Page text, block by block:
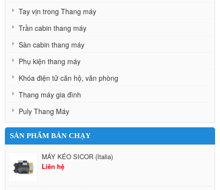
Tay vịn trong Thang máy
Trần cabin thang máy
Sàn cabin thang máy
Phụ kiện thang máy
Khóa điện tử căn hộ, văn phòng
Thang máy gia đình
Puly Thang Máy
SẢN PHẨM BÁN CHẠY
MÁY KÉO SICOR (Italia)
Liên hệ